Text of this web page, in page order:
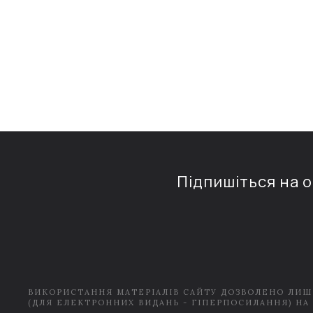
Підпишіться на
ВИКОРИСТАННЯ МАТЕРІАЛІВ САЙТУ ДОЗВОЛЕНО
(ДЛЯ ЕЛЕКТРОННИХ ВИДАНЬ - ГІПЕРПОСИЛАННЯ) НА